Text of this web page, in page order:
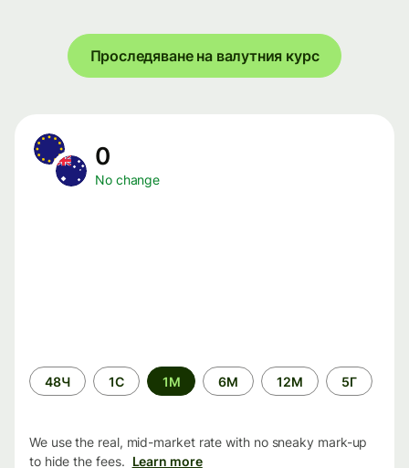
Проследяване на валутния курс
0
No change
Time
period
48Ч 1С 1М 6М 12М 5Г
We use the real, mid-market rate with no sneaky mark-up
to hide the fees. Learn more